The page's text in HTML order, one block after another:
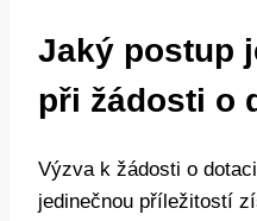
Jaký postup
při žádosti o
Výzva k žádosti o
jedinečnou příležitostí